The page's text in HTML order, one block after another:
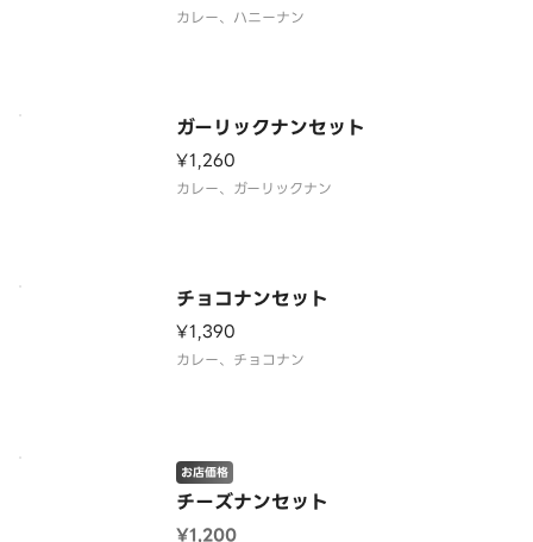
カレー、ハニーナン
ガーリックナンセット
¥1,260
カレー、ガーリックナン
チョコナンセット
¥1,390
カレー、チョコナン
チーズナンセット
お店価格
¥1,200